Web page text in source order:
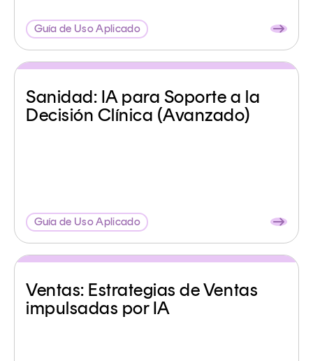
Guía de Uso Aplicado
Sanidad: IA para Soporte a la
Decisión Clínica (Avanzado)
Guía de Uso Aplicado
Ventas: Estrategias de Ventas
impulsadas por IA